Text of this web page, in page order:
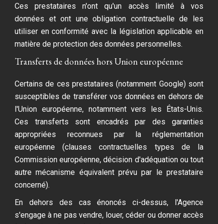
Ces prestataires n'ont qu'un accès limité à vos
données et ont une obligation contractuelle de les
utiliser en conformité avec la législation applicable en
matière de protection des données personnelles.
Transferts de données hors Union européenne
Certains de ces prestataires (notamment Google) sont
susceptibles de transférer vos données en dehors de
l'Union européenne, notamment vers les États-Unis.
Ces transferts sont encadrés par des garanties
appropriées reconnues par la réglementation
européenne (clauses contractuelles types de la
Commission européenne, décision d'adéquation ou tout
autre mécanisme équivalent prévu par le prestataire
concerné).
En dehors des cas énoncés ci-dessus, l'Agence
s'engage à ne pas vendre, louer, céder ou donner accès